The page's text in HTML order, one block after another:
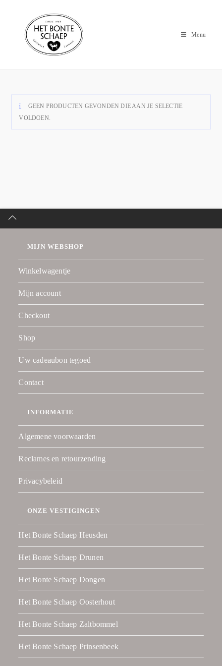
Menu
GEEN PRODUCTEN GEVONDEN DIE AAN JE SELECTIE
VOLDOEN.
MIJN WEBSHOP
Winkelwagentje
Mijn account
Checkout
Shop
Uw cadeaubon tegoed
Contact
INFORMATIE
Algemene voorwaarden
Reclames en retourzending
Privacybeleid
ONZE VESTIGINGEN
Het Bonte Schaep Heusden
Het Bonte Schaep Drunen
Het Bonte Schaep Dongen
Het Bonte Schaep Oosterhout
Het Bonte Schaep Zaltbommel
Het Bonte Schaep Prinsenbeek